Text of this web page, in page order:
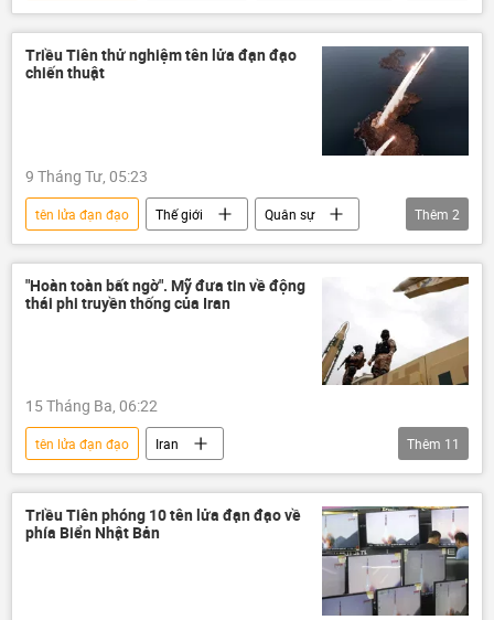
Kim Jong-un
Quân sự
Multimedia
Ảnh
Triều Tiên thử nghiệm tên lửa đạn đạo
chiến thuật
9 Tháng Tư, 05:23
tên lửa đạn đạo Thế giới
Quân sự
Bắc Triều Tiên
phóng tên lửa đạn đạo
Thêm 2
"Hoàn toàn bất ngờ". Mỹ đưa tin về động
thái phi truyền thống của Iran
15 Tháng Ba, 06:22
tên lửa đạn đạo
Iran
Leo thang căng thẳng giữa Israel và Iran
Xung đột Mỹ-Iran
xung đột quân sự
Hoa Kỳ
Thế giới
Thêm 11
Triều Tiên phóng 10 tên lửa đạn đạo về
phía Biển Nhật Bản